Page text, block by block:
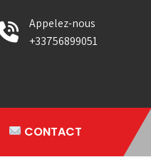
Appelez-nous
+33756899051
CONTACT